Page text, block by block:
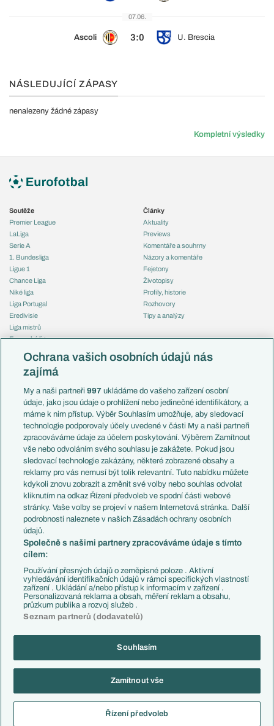
07.06.
Ascoli 3:0 U. Brescia
NÁSLEDUJÍCÍ ZÁPASY
nenalezeny žádné zápasy
Kompletní výsledky
Soutěže
Premier League
LaLiga
Serie A
1. Bundesliga
Ligue 1
Chance Liga
Niké liga
Liga Portugal
Eredivisie
Liga mistrů
Evropská liga
Mistrovství světa
Liga národů
Témata
Představení týmů MS
EuroSkauting
PL v kostce
Evropské koeficienty
Přestupy
Přestupové spekulace
Zranění
Kluby
Arsenal FC
Chelsea FC
Manchester United
AC Milán
Juventus FC
Bayern Mnichov
FC Barcelona
Real Madrid
Články
Aktuality
Previews
Komentáře a souhrny
Názory a komentáře
Fejetony
Životopisy
Profily, historie
Rozhovory
Tipy a analýzy
Česko
Francie
Itálie
Německo
Španělsko
Argentina
Brazílie
Přestupy
Zápasy
Livescore
Tipovací soutěž
Copyright © 2001-2026 EuroFotbal.cz. Využíváme zpravodajství ČTK.
Informace o zpracování osobních údajů
Ochrana vašich osobních údajů nás
zajímá
My a naši partneři997 ukládáme do vašeho zařízení osobní
údaje, jako jsou údaje o prohlížení nebo jedinečné identifikátory, a
máme k nim přístup. Výběr Souhlasím umožňuje, aby sledovací
technologie podporovaly účely uvedené v části My a naši partneři
zpracováváme údaje za účelem poskytování. Výběrem Zamítnout
vše nebo odvoláním svého souhlasu je zakážete. Pokud jsou
sledovací technologie zakázány, některé zobrazené obsahy a
reklamy pro vás nemusí být tolik relevantní. Tuto nabídku můžete
kdykoli znovu zobrazit a změnit své volby nebo souhlas odvolat
kliknutím na odkaz Řízení předvoleb ve spodní části webové
stránky. Vaše volby se projeví v našem Internetová stránka. Další
podrobnosti naleznete v našich Zásadách ochrany osobních
údajů.
Společně s našimi partnery zpracováváme údaje s tímto
cílem:
Používání přesných údajů o zeměpisné poloze . Aktivní
vyhledávání identifikačních údajů v rámci specifických vlastností
zařízení . Ukládání a/nebo přístup k informacím v zařízení .
Personalizovaná reklama a obsah, měření reklam a obsahu,
průzkum publika a rozvoj služeb .
Seznam partnerů (dodavatelů)
Souhlasím
Zamítnout vše
Řízení předvoleb